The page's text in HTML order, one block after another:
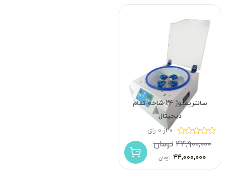
سانتریفیوژ ۲۴ شاخه تمام
دیجیتال
0 از 0 رای
۴۴,۹۰۰,۰۰۰تومان
۴۴,۰۰۰,۰۰۰ تومان